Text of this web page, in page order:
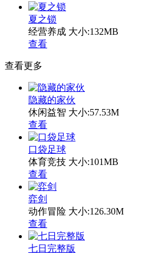
夏之锁
经营养成 大小:132MB
查看
查看更多
隐藏的家伙
休闲益智 大小:57.53M
查看
口袋足球
体育竞技 大小:101MB
查看
弈剑
动作冒险 大小:126.30M
查看
七日完整版